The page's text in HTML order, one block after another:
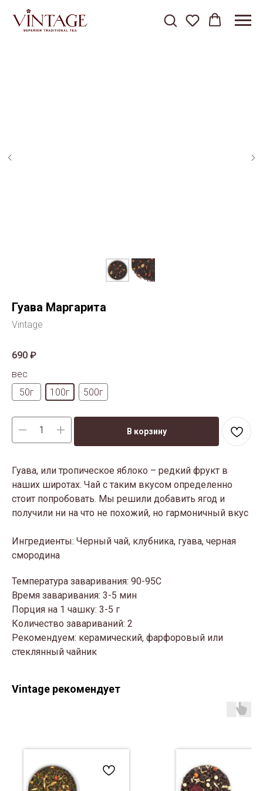
Гуава Маргарита
Vintage
690 ₽
вес
50г
100г 500г
В корзину
Гуава, или тропическое яблоко – редкий фрукт в
наших широтах. Чай с таким вкусом определенно
стоит попробовать. Мы решили добавить ягод и
получили ни на что не похожий, но гармоничный вкус
Ингредиенты: Черный чай, клубника, гуава, черная
смородина
Температура заваривания: 90-95С
Время заваривания: 3-5 мин
Порция на 1 чашку: 3-5 г
Количество завариваний: 2
Рекомендуем: керамический, фарфоровый или
стеклянный чайник
Vintage рекомендует